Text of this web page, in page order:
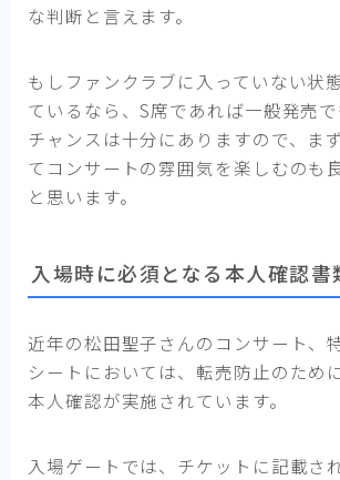
な判断と言えます。
もしファンクラブに入っていない状
ているなら、S席であれば一般発売
チャンスは十分にありますので、ま
てコンサートの雰囲気を楽しむのも
と思います。
入場時に必須となる本人確認書
近年の松田聖子さんのコンサート、
シートにおいては、転売防止のため
本人確認が実施されています。
入場ゲートでは、チケットに記載さ